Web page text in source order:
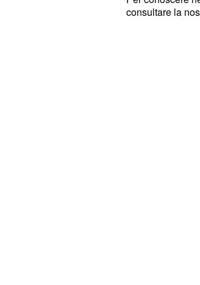
la situazione nelle
Stavolta non ci
consultare la